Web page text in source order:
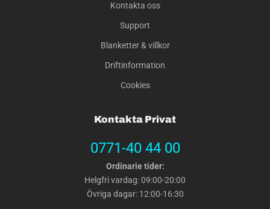
Kontakta oss
Support
Blanketter & villkor
Driftinformation
Cookies
Kontakta Privat
0771-40 44 00
Ordinarie tider:
Helgfri vardag: 09:00-20:00
Övriga dagar: 12:00-16:30